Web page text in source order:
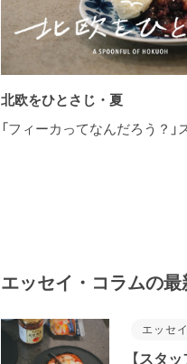
北欧をひとさじ・夏
「フィーカってなんだろう？
エッセイ・コラムの最
エッセ
【スタ